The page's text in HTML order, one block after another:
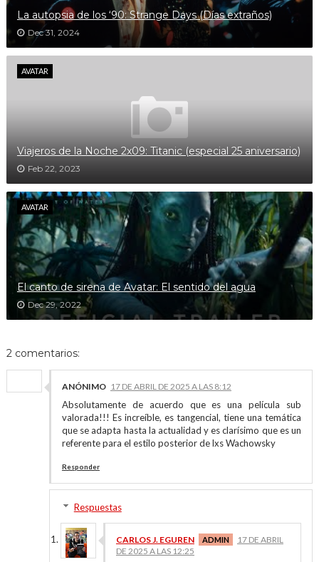
La autopsia de los ‘90: Strange Days (Días extraños)
Dec 31, 2024
AVATAR
Viajeros de la Noche 2x09: Titanic (especial 25 aniversario)
Feb 22, 2023
AVATAR
El canto de sirena de Avatar: El sentido del agua
Dec 29, 2022
2 comentarios:
ANÓNIMO 17 DE ABRIL DE 2025 A LAS 8:12
Absolutamente de acuerdo que es una película sub
valorada!!! Es increíble, es tangencial, tiene una temática
que se adapta hasta la actualidad y es clarísimo que es un
referente para el estilo posterior de lxs Wachowsky
Responder
Respuestas
CARLOS J. EGUREN
17 DE ABRIL
DE 2025 A LAS 12:25